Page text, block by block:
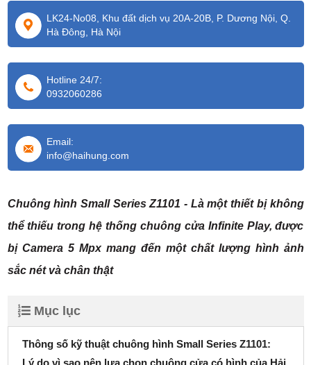
LK24-No08, Khu đất dịch vụ 20A-20B, P. Dương Nội, Q.
Hà Đông, Hà Nội
Hotline 24/7:
0932060286
Email:
info@haihung.com
Chuông hình Small Series Z1101 - Là một thiết bị không
thể thiếu trong hệ thống chuông cửa Infinite Play, được
bị Camera 5 Mpx mang đến một chất lượng hình ảnh
sắc nét và chân thật
Mục lục
Thông số kỹ thuật chuông hình Small Series Z1101: